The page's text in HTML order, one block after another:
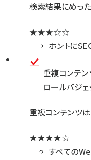
検索結果にめっ
★★★☆☆
ホントに
重複コンテ
ロールバジ
重複コンテンツ
★★★★☆
すべての